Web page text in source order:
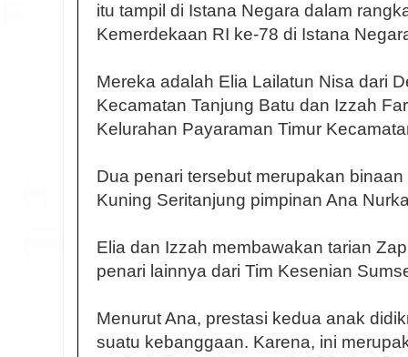
itu tampil di Istana Negara dalam
Kemerdekaan RI ke-78 di Istana
Mereka adalah Elia Lailatun Nisa dari
Kecamatan Tanjung Batu dan Izzah
Kelurahan Payaraman Timur
Dua penari tersebut merupakan
Kuning Seritanjung pimpinan Ana
Elia dan Izzah membawakan tarian
penari lainnya dari Tim Kesenian
Menurut Ana, prestasi kedua anak
suatu kebanggaan. Karena, ini